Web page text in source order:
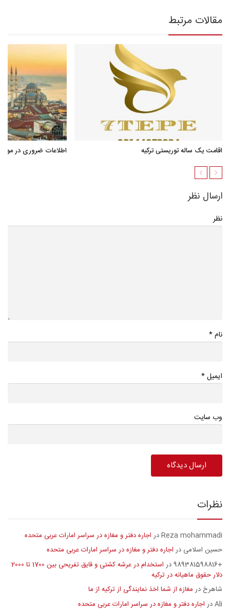
مقالات مرتبط
اقامت یک ساله توریستی ترکیه اطلاعات ضروری در
ارسال نظر
نظر
نام*
ایمیل*
وب سایت
نظرات
Reza mohammadiدر اجاره دفتر و مغازه در سراسر امارات عربی متحده
حسین اسلامی در اجاره دفتر و مغازه در سراسر امارات عربی متحده
+989381598816
در
استخدام در عرشه کشتی و قایق تفریحی بین 1700 تا 2000
دلار حقوق ماهیانه در ترکیه
شاهرخ در مغازه از شما اخذ نمایندگی از ترکیه از ما
Aliدر اجاره دفتر و مغازه در سراسر امارات عربی متحده